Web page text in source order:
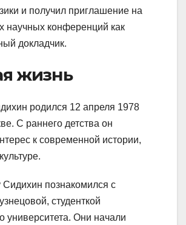
и получил приглашение на
научных конференций как
докладчик.
жизнь
родился 12 апреля 1978
С раннего детства он
к современной истории,
Сидихин познакомился с
студенткой
университета. Они начали